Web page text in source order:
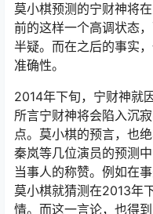
莫小棋预测的宁财神将
前的这样一个高调状态
半疑。而在之后的事实
准确性。
2014年下旬，宁财神就
所言宁财神将会陷入沉
点。莫小棋的预言，也
秦岚等几位演员的预测
当事人的称赞。例如在
莫小棋就猜测在2013年
情。而这一言论，也得